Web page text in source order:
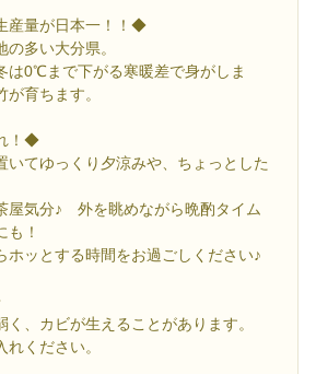
産量が日本一！！◆
多い大分県。
は0℃まで下がる寒暖差で身がしま
が育ちます。
！◆
いてゆっくり夕涼みや、ちょっとした
屋気分♪ 外を眺めながら晩酌タイム
！
ホッとする時間をお過ごしください♪
、カビが生えることがあります。
ください。